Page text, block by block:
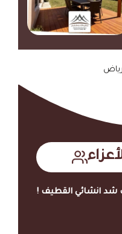
شد انشائي القطيف !